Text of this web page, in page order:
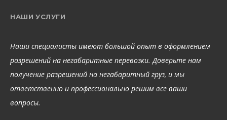
НАШИ УСЛУГИ
Наши специалисты имеют большой опыт в оформлением
разрешений на негабаритные перевозки. Доверьте нам
получение разрешений на негабаритный груз, и мы
ответственно и профессионально решим все ваши
вопросы.